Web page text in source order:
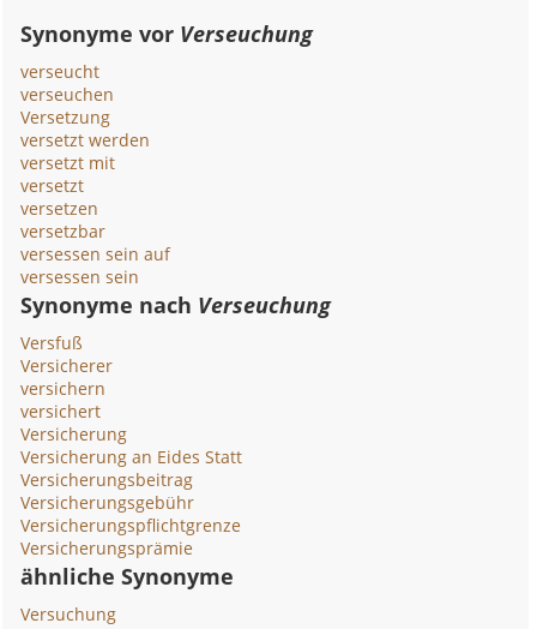
Synonyme vor Verseuchung
verseucht
verseuchen
Versetzung
versetzt werden
versetzt mit
versetzt
versetzen
versetzbar
versessen sein auf
versessen sein
Synonyme nach Verseuchung
Versfuß
Versicherer
versichern
versichert
Versicherung
Versicherung an Eides Statt
Versicherungsbeitrag
Versicherungsgebühr
Versicherungspflichtgrenze
Versicherungsprämie
ähnliche Synonyme
Versuchung